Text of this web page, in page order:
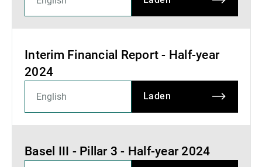
Interim Financial Report - Half-year
2024
Laden
Basel III - Pillar 3 - Half-year 2024